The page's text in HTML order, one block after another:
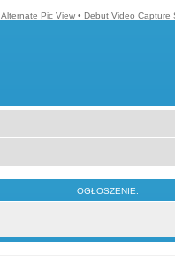
Alternate Pic View • Debut Video Capture
OGŁOSZENIE: